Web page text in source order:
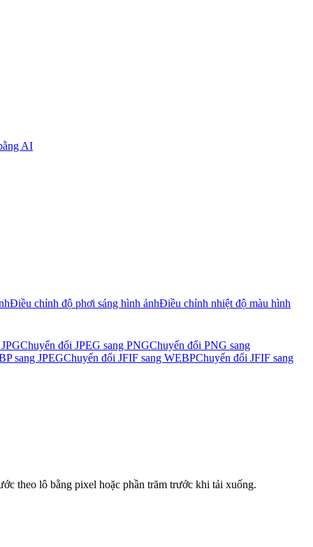
AI
Điều chỉnh độ phơi sáng hình ảnhĐiều chỉnh nhiệt độ màu hình
Chuyển đổi JPEG sang PNGChuyển đổi PNG sang
sang JPEGChuyển đổi JFIF sang WEBPChuyển đổi JFIF sang
theo lô bằng pixel hoặc phần trăm trước khi tải xuống.